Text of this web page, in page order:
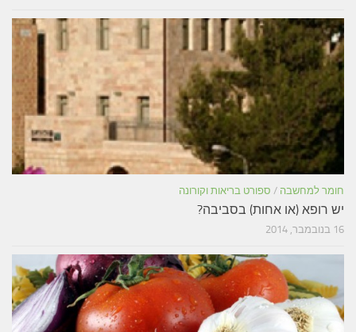
חומר למחשבה / ספורט בריאות וקורונה
יש רופא (או אחות) בסביבה?
16 בנובמבר, 2014